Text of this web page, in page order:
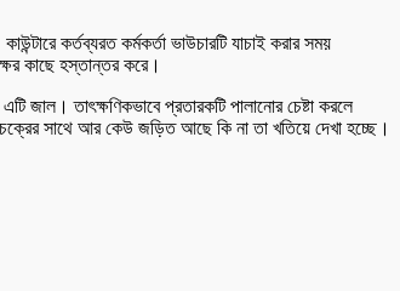
কর্তব্যরত কর্মকর্তা ভাউচারটি যাচাই করার সময়
কাছে হস্তান্তর করে।
জাল। তাৎক্ষণিকভাবে প্রতারকটি পালানোর চেষ্টা করলে
সাথে আর কেউ জড়িত আছে কি না তা খতিয়ে দেখা হচ্ছে।